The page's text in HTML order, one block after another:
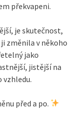
překvapeni.
je skutečnost,
změnila v někoho
jako
jistější na
vzhledu.
před a po.